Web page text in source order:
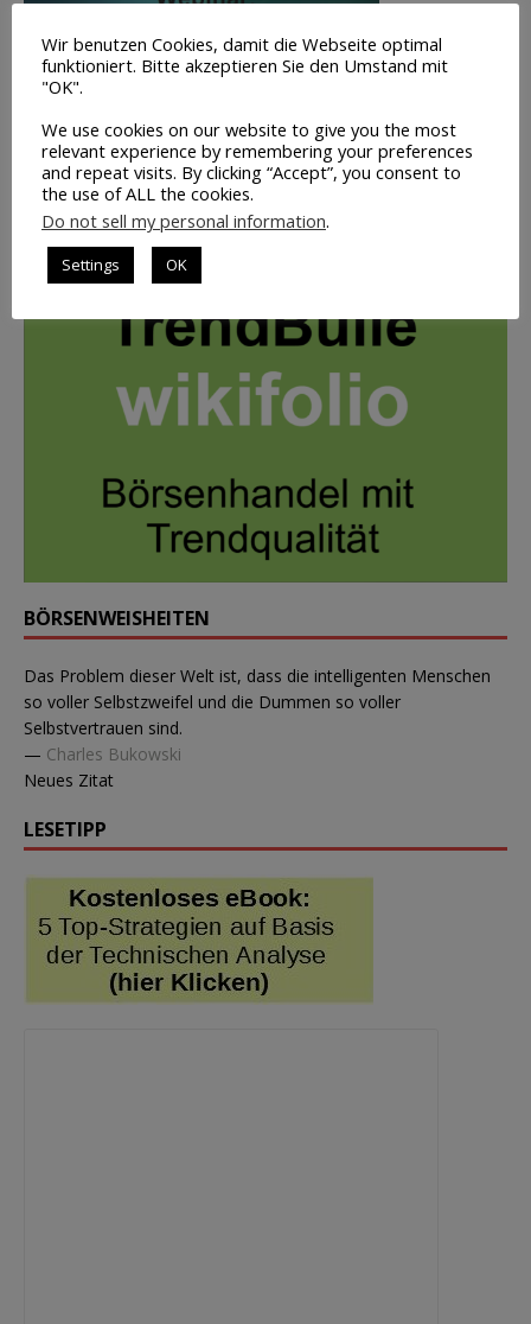
Volumen-
Trading
INFO
UNSER PORTFOLIO: BILD ANKLICKEN
BÖRSENWEISHEITEN
Das Problem dieser Welt ist, dass die intelligenten Menschen
so voller Selbstzweifel und die Dummen so voller
Selbstvertrauen sind.
— Charles Bukowski
Neues Zitat
LESETIPP
Wir benutzen Cookies, damit die Webseite optimal
funktioniert. Bitte akzeptieren Sie den Umstand mit
"OK".
We use cookies on our website to give you the most
relevant experience by remembering your preferences
and repeat visits. By clicking “Accept”, you consent to
the use of ALL the cookies.
Do not sell my personal information.
Settings OK